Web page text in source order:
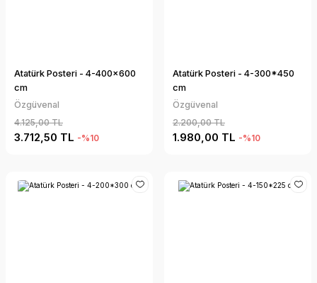
Atatürk Posteri - 4-400x600
cm
Özgüvenal
4.125,00 TL
3.712,50 TL -%10
Atatürk Posteri - 4-300*450
cm
Özgüvenal
2.200,00 TL
1.980,00 TL -%10